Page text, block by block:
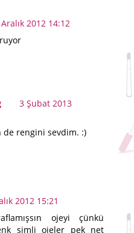
2012 14:12
3 Şubat 2013
de rengini sevdim. :)
2012 15:21
ojeyi çünkü
simli ojeler pek net